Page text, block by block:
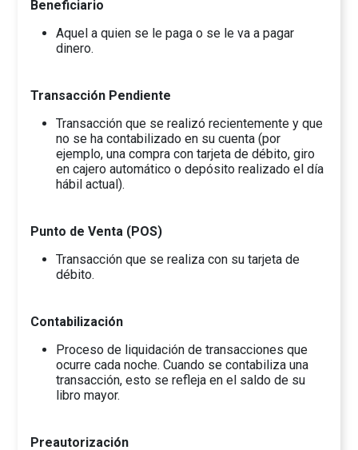
Beneficiario
Aquel a quien se le paga o se le va a pagar
dinero.
Transacción Pendiente
Transacción que se realizó recientemente y que
no se ha contabilizado en su cuenta (por
ejemplo, una compra con tarjeta de débito, giro
en cajero automático o depósito realizado el día
hábil actual).
Punto de Venta (POS)
Transacción que se realiza con su tarjeta de
débito.
Contabilización
Proceso de liquidación de transacciones que
ocurre cada noche. Cuando se contabiliza una
transacción, esto se refleja en el saldo de su
libro mayor.
Preautorización